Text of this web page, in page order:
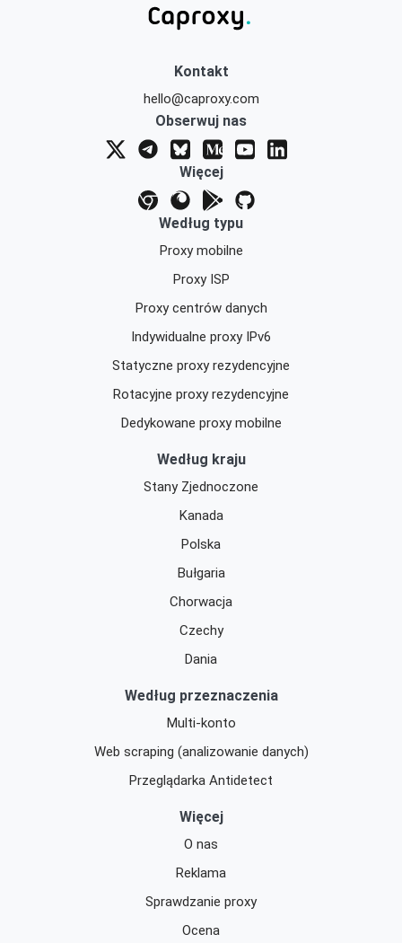
Kontakt
hello@caproxy.com
Obserwuj nas
Więcej
Według typu
Proxy mobilne
Proxy ISP
Proxy centrów danych
Indywidualne proxy IPv6
Statyczne proxy rezydencyjne
Rotacyjne proxy rezydencyjne
Dedykowane proxy mobilne
Według kraju
Stany Zjednoczone
Kanada
Polska
Bułgaria
Chorwacja
Czechy
Dania
Według przeznaczenia
Multi-konto
Web scraping (analizowanie danych)
Przeglądarka Antidetect
Więcej
O nas
Reklama
Sprawdzanie proxy
Ocena